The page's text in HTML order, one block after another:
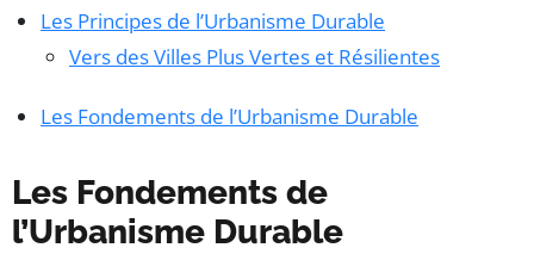
Les Principes de l’Urbanisme Durable
Vers des Villes Plus Vertes et Résilientes
Les Fondements de l’Urbanisme Durable
Les Fondements de
l’Urbanisme Durable